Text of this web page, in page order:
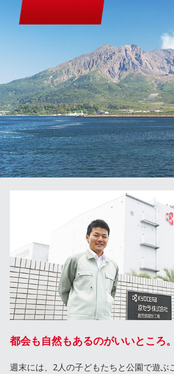
都会も自然もあるのがいいところ。
週末には、2人の子どもたちと公園で遊ぶ